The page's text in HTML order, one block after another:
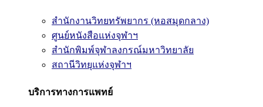
สำนักงานวิทยทรัพยากร (หอสมุดกลาง)
ศูนย์หนังสือแห่งจุฬาฯ
สำนักพิมพ์จุฬาลงกรณ์มหาวิทยาลัย
สถานีวิทยุแห่งจุฬาฯ
บริการทางการแพทย์